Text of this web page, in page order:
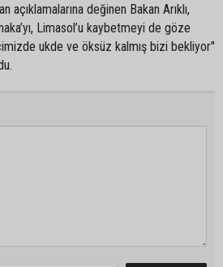
açıklamalarına değinen Bakan Arıklı,
Limasol’u kaybetmeyi de göze
ukde ve öksüz kalmış bizi bekliyor"